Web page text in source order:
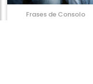
Frases de Consolo